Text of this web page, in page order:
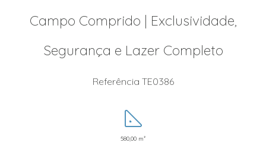
Campo Comprido | Exclusividade,
Segurança e Lazer Completo
Referência TE0386
580,00 m²